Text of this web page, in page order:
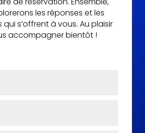
les réponses et les
qui s’offrent à vous. Au plaisir
accompagner bientôt !